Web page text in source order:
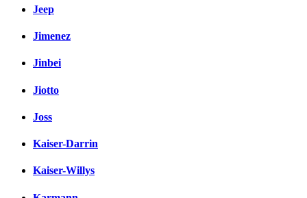
Jeep
Jimenez
Jinbei
Jiotto
Joss
Kaiser-Darrin
Kaiser-Willys